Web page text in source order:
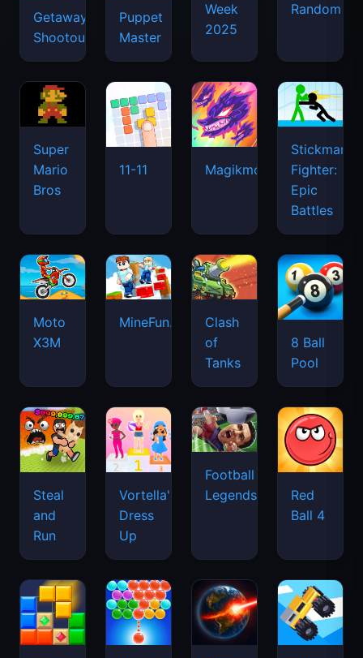
Getaway
Shootout
Puppet
Master
Week
2025
Random
Super
Mario
Bros
11-11 Magikmon
Stickman
Fighter:
Epic
Battles
Moto
X3M
MineFun.io
Clash
of
Tanks
8 Ball
Pool
Steal
and
Run
Vortella's
Dress
Up
Football
Legends
Red
Ball 4